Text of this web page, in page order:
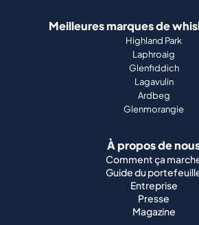
Meilleures marques de
Highland Park
Laphroaig
Glenfiddich
Lagavulin
Ardbeg
Glenmorangie
À propos de
Comment ça
Guide du
Entreprise
Presse
Magazine